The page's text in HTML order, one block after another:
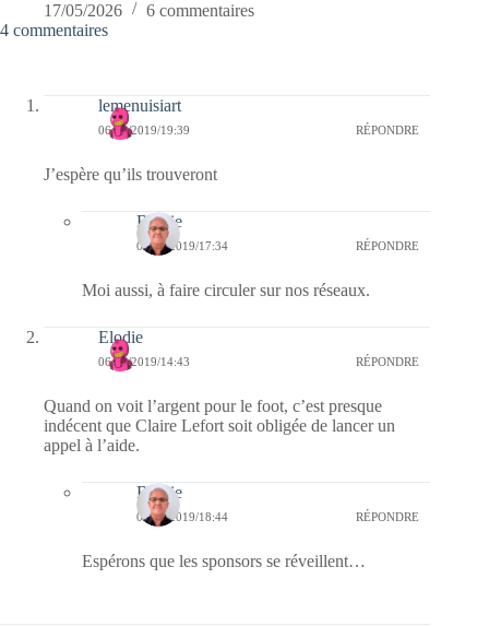
17/05/2026
6 commentaires
4 commentaires
lemenuisiart
06/09/2019/19:39 RÉPONDRE
J’espère qu’ils trouveront
Bernie
08/09/2019/17:34 RÉPONDRE
Moi aussi, à faire circuler sur nos réseaux.
Elodie
06/09/2019/14:43 RÉPONDRE
Quand on voit l’argent pour le foot, c’est presque
indécent que Claire Lefort soit obligée de lancer un
appel à l’aide.
Bernie
06/09/2019/18:44 RÉPONDRE
Espérons que les sponsors se réveillent…